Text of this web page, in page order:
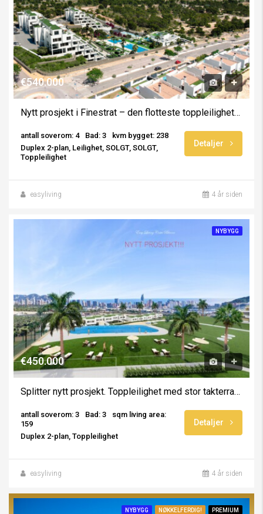
€540.000
Nytt prosjekt i Finestrat – den flotteste toppleiligheten for salg
antall soverom: 4 Bad: 3
kvm bygget: 238
Duplex 2-plan, Leilighet, SOLGT, SOLGT,
Toppleilighet
Detaljer
easyliving 4 år siden
NYBYGG
€450.000
Splitter nytt prosjekt. Toppleilighet med stor takterrasse – fantastisk sjøutsikt
antall soverom: 3 Bad: 3
sqm living area:
159
Duplex 2-plan, Toppleilighet
Detaljer
easyliving 4 år siden
NYBYGG NØKKELFERDIG! PREMIUM